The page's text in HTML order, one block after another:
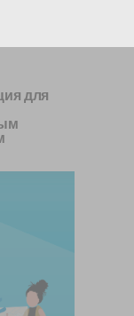
для